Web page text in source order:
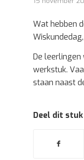
Wat hebben
De leerlingen
werkstuk.
staan naast
Deel dit stuk